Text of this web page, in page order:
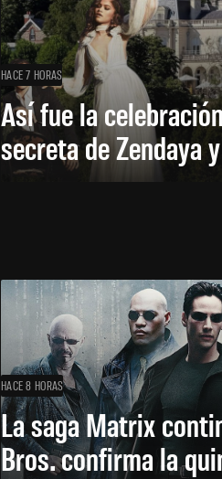
HACE 7 HORAS
Así fue la
secreta de Zendaya
HACE 8 HORAS
La saga Matrix
Bros. confirma la